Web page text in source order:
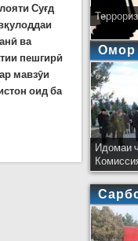
Суғд
ва
пешгирӣ
мавзӯи
оид ба
корҳои
Омор
Идомаи